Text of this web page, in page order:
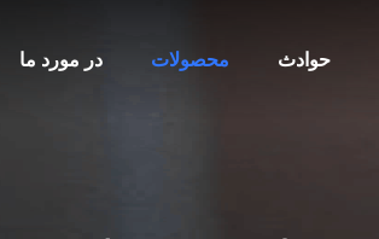
در مورد ما محصولات حوادث